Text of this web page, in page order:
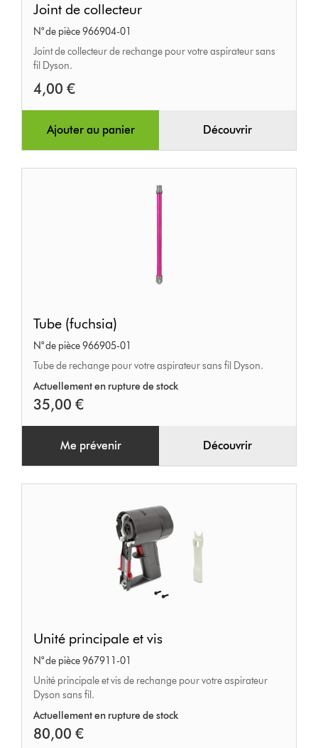
de
collecteur
Joint de collecteur
N° de pièce 966904-01
Joint de collecteur de rechange pour votre aspirateur sans
fil Dyson.
4,00 €
Ajouter au panier Découvrir
(fuchsia)
Tube (fuchsia)
N° de pièce 966905-01
Tube de rechange pour votre aspirateur sans fil Dyson.
Actuellement en rupture de stock
35,00 €
Me prévenir Découvrir
principale
et
vis
Unité principale et vis
N° de pièce 967911-01
Unité principale et vis de rechange pour votre aspirateur
Dyson sans fil.
Actuellement en rupture de stock
80,00 €